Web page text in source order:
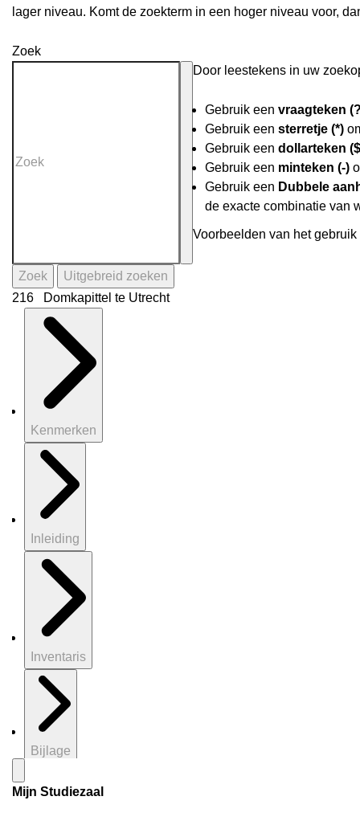
lager niveau. Komt de zoekterm in een hoger niveau voor,
Zoek
Door leestekens in uw
Gebruik een vraagteken
Gebruik een sterretje (*)
Gebruik een dollarteken
Gebruik een minteken (-)
Gebruik een Dubbele
de exacte combinatie van
Voorbeelden van het
Zoek
Uitgebreid zoeken
216 Domkapittel te Utrecht
Kenmerken
Inleiding
Inventaris
Bijlage
Mijn Studiezaal